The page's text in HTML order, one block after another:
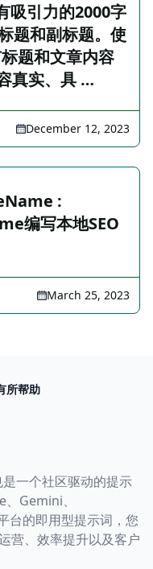
吸引力的2000字
题和副标题。使
题和文章内容
真实、具 …
December 12, 2023
:
编写本地SEO
March 25, 2023
所帮助
一个社区驱动的提示
Gemini、
台的即用型提示词，您
营、效率提升以及客户